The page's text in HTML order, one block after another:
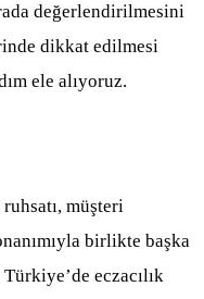
değerlendirilmesini
dikkat edilmesi
ele alıyoruz.
müşteri
birlikte başka
eczacılık